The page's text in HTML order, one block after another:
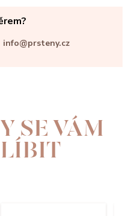
info@prsteny.cz
SE VÁM